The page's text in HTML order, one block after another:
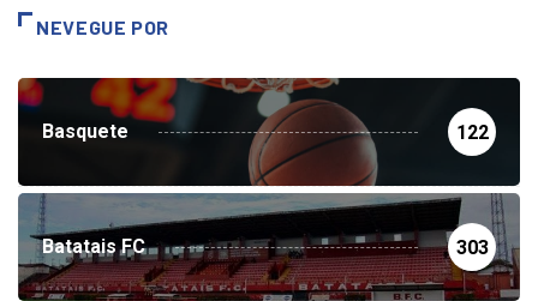
NEVEGUE POR
Basquete 122
Batatais FC 303